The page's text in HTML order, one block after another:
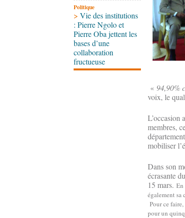
Politique
> Vie des institutions
: Pierre Ngolo et
Pierre Oba jettent les
bases d’une
collaboration
fructueuse
« 94,90%
voix, le
L’occasion
membres,
mobiliser
Dans son
écrasante
15 mars. En
également
Pour ce
pour un